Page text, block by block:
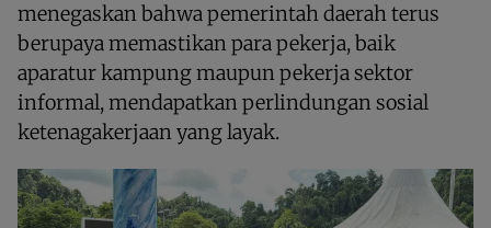
menegaskan bahwa pemerintah daerah terus
berupaya memastikan para pekerja, baik
aparatur kampung maupun pekerja sektor
informal, mendapatkan perlindungan sosial
ketenagakerjaan yang layak.